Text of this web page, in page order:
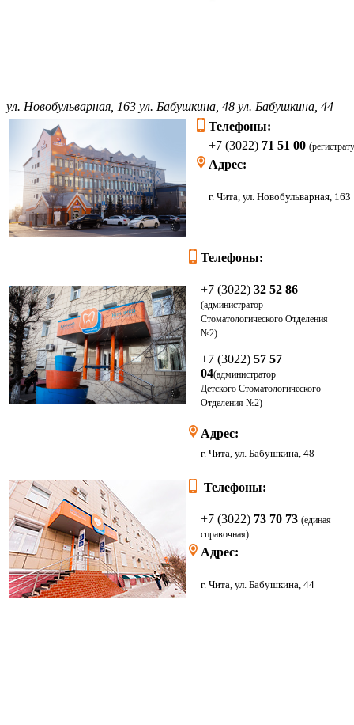
ул. Новобульварная, 163 ул. Бабушкина, 48 ул. Бабушкина, 44
Телефоны:
+7 (3022) 71 51 00
Адрес:
г. Чита, ул.
Телефоны:
+7 (3022) 32 52 86
(администратор
Стоматологического Отделения
№2)
+7 (3022) 57 57
04(администратор
Детского Стоматологического
Отделения №2)
Адрес:
г. Чита, ул. Бабушкина, 48
Телефоны:
+7 (3022) 73 70 73 (единая
справочная)
Адрес:
г. Чита, ул. Бабушкина, 44